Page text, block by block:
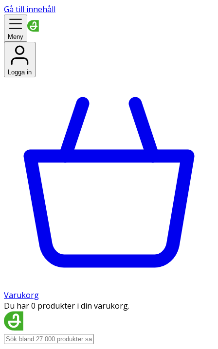
Gå till innehåll
Meny
Logga in
Varukorg
Du har 0 produkter i din varukorg.